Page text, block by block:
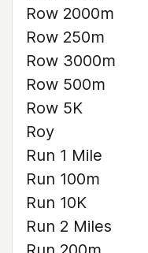
Row 2000m
Row 250m
Row 3000m
Row 500m
Row 5K
Roy
Run 1 Mile
Run 100m
Run 10K
Run 2 Miles